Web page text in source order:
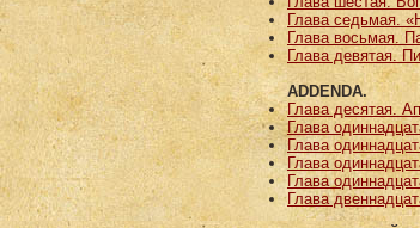
Глава седьмая.
Глава восьмая.
Глава девятая.
ADDENDA.
Глава десятая.
Глава
Глава
Глава
Глава
Глава